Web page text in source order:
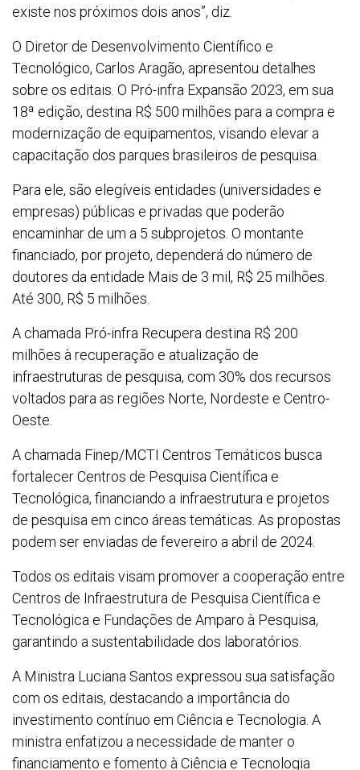
existe nos próximos dois anos”, diz.
O Diretor de Desenvolvimento Científico e
Tecnológico, Carlos Aragão, apresentou detalhes
sobre os editais. O Pró-infra Expansão 2023, em sua
18ª edição, destina R$ 500 milhões para a compra e
modernização de equipamentos, visando elevar a
capacitação dos parques brasileiros de pesquisa.
Para ele, são elegíveis entidades (universidades e
empresas) públicas e privadas que poderão
encaminhar de um a 5 subprojetos. O montante
financiado, por projeto, dependerá do número de
doutores da entidade Mais de 3 mil, R$ 25 milhões.
Até 300, R$ 5 milhões.
A chamada Pró-infra Recupera destina R$ 200
milhões à recuperação e atualização de
infraestruturas de pesquisa, com 30% dos recursos
voltados para as regiões Norte, Nordeste e Centro-
Oeste.
A chamada Finep/MCTI Centros Temáticos busca
fortalecer Centros de Pesquisa Científica e
Tecnológica, financiando a infraestrutura e projetos
de pesquisa em cinco áreas temáticas. As propostas
podem ser enviadas de fevereiro a abril de 2024.
Todos os editais visam promover a cooperação entre
Centros de Infraestrutura de Pesquisa Científica e
Tecnológica e Fundações de Amparo à Pesquisa,
garantindo a sustentabilidade dos laboratórios.
A Ministra Luciana Santos expressou sua satisfação
com os editais, destacando a importância do
investimento contínuo em Ciência e Tecnologia. A
ministra enfatizou a necessidade de manter o
financiamento e fomento à Ciência e Tecnologia